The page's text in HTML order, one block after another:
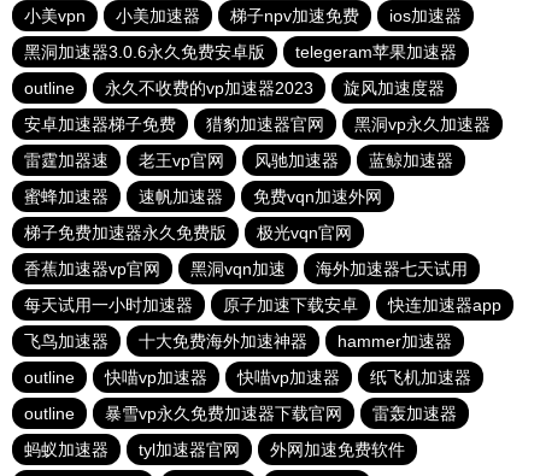
小美vpn
小美加速器 梯子npv加速免费
ios加速器
黑洞加速器3.0.6永久免费安卓版
telegeram苹果加速器
outline
永久不收费的vp加速器2023
旋风加速度器
安卓加速器梯子免费
猎豹加速器官网
黑洞vp永久加速器
雷霆加器速
老王vp官网 风驰加速器
蓝鲸加速器
蜜蜂加速器
速帆加速器
免费vqn加速外网
梯子免费加速器永久免费版
极光vqn官网
香蕉加速器vp官网
黑洞vqn加速
海外加速器七天试用
每天试用一小时加速器
原子加速下载安卓
快连加速器app
飞鸟加速器
十大免费海外加速神器
hammer加速器
outline
快喵vp加速器 快喵vp加速器
纸飞机加速器
outline
暴雪vp永久免费加速器下载官网
雷轰加速器
蚂蚁加速器
tyl加速器官网 外网加速免费软件